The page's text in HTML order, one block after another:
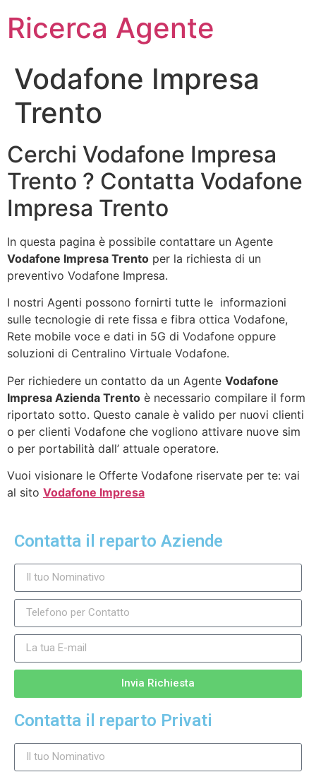
Ricerca Agente
Vodafone Impresa
Trento
Cerchi Vodafone Impresa
Trento ? Contatta Vodafone
Impresa Trento
In questa pagina è possibile contattare un Agente
Vodafone Impresa Trento per la richiesta di un
preventivo Vodafone Impresa.
I nostri Agenti possono fornirti tutte le informazioni
sulle tecnologie di rete fissa e fibra ottica Vodafone,
Rete mobile voce e dati in 5G di Vodafone oppure
soluzioni di Centralino Virtuale Vodafone.
Per richiedere un contatto da un Agente Vodafone
Impresa Azienda Trento è necessario compilare il form
riportato sotto. Questo canale è valido per nuovi clienti
o per clienti Vodafone che vogliono attivare nuove sim
o per portabilità dall’ attuale operatore.
Vuoi visionare le Offerte Vodafone riservate per te: vai
al sito Vodafone Impresa
Contatta il reparto Aziende
Invia Richiesta
Contatta il reparto Privati